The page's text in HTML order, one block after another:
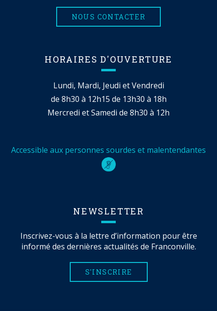
NOUS CONTACTER
HORAIRES D'OUVERTURE
Lundi, Mardi, Jeudi et Vendredi
de 8h30 à 12h15 de 13h30 à 18h
Mercredi et Samedi de 8h30 à 12h
Accessible aux personnes sourdes et malentendantes
NEWSLETTER
Inscrivez-vous à la lettre d’information pour être
informé des dernières actualités de Franconville.
S'INSCRIRE